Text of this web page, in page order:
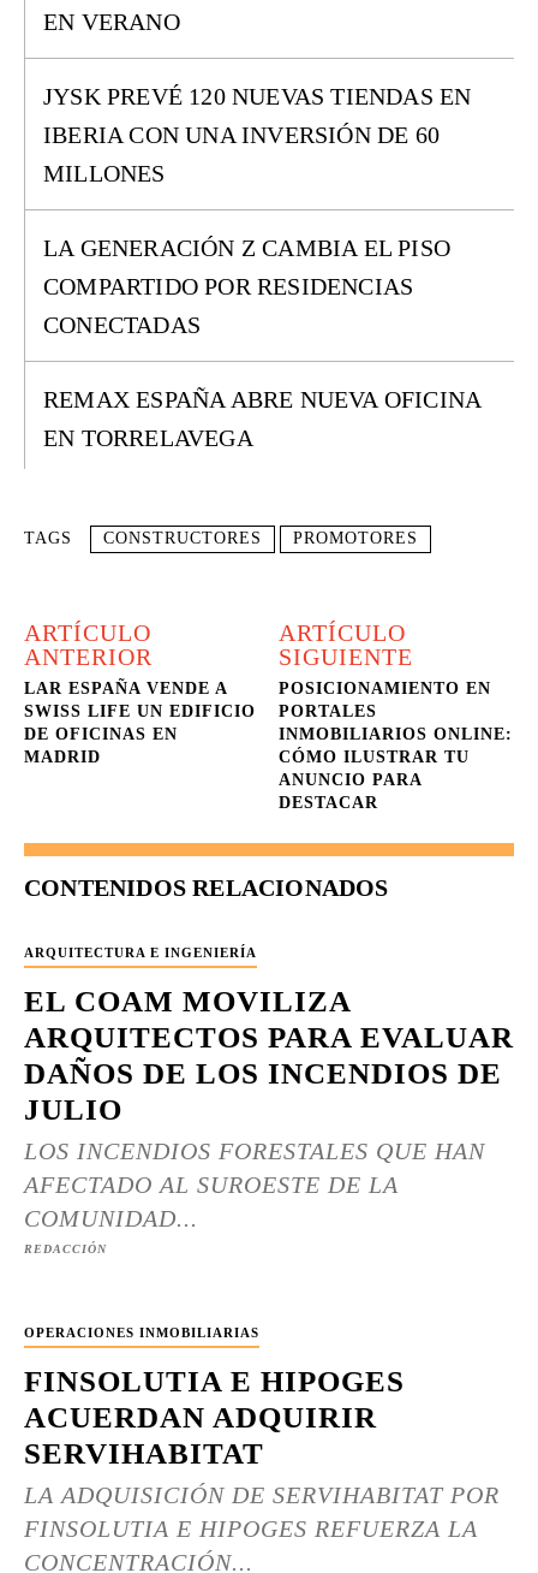
EN VERANO
JYSK PREVÉ 120 NUEVAS TIENDAS EN
IBERIA CON UNA INVERSIÓN DE 60
MILLONES
LA GENERACIÓN Z CAMBIA EL PISO
COMPARTIDO POR RESIDENCIAS
CONECTADAS
REMAX ESPAÑA ABRE NUEVA OFICINA
EN TORRELAVEGA
TAGS CONSTRUCTORES PROMOTORES
ARTÍCULO
ANTERIOR
LAR ESPAÑA VENDE A
SWISS LIFE UN EDIFICIO
DE OFICINAS EN
MADRID
ARTÍCULO
SIGUIENTE
POSICIONAMIENTO EN
PORTALES
INMOBILIARIOS ONLINE:
CÓMO ILUSTRAR TU
ANUNCIO PARA
DESTACAR
CONTENIDOS RELACIONADOS
ARQUITECTURA E INGENIERÍA
EL COAM MOVILIZA
ARQUITECTOS PARA EVALUAR
DAÑOS DE LOS INCENDIOS DE
JULIO
LOS INCENDIOS FORESTALES QUE HAN
AFECTADO AL SUROESTE DE LA
COMUNIDAD...
REDACCIÓN
OPERACIONES INMOBILIARIAS
FINSOLUTIA E HIPOGES
ACUERDAN ADQUIRIR
SERVIHABITAT
LA ADQUISICIÓN DE SERVIHABITAT POR
FINSOLUTIA E HIPOGES REFUERZA LA
CONCENTRACIÓN...